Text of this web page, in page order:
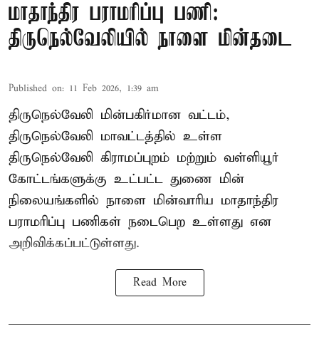
மாதாந்திர பராமரிப்பு பணி:
திருநெல்வேலியில் நாளை மின்தடை
Published on: 11 Feb 2026, 1:39 am
திருநெல்வேலி மின்பகிர்மான வட்டம்,
திருநெல்வேலி மாவட்டத்தில் உள்ள
திருநெல்வேலி கிராமப்புறம் மற்றும் வள்ளியூர்
கோட்டங்களுக்கு உட்பட்ட துணை மின்
நிலையங்களில் நாளை மின்வாரிய மாதாந்திர
பராமரிப்பு பணிகள் நடைபெற உள்ளது என
அறிவிக்கப்பட்டுள்ளது.
Read More